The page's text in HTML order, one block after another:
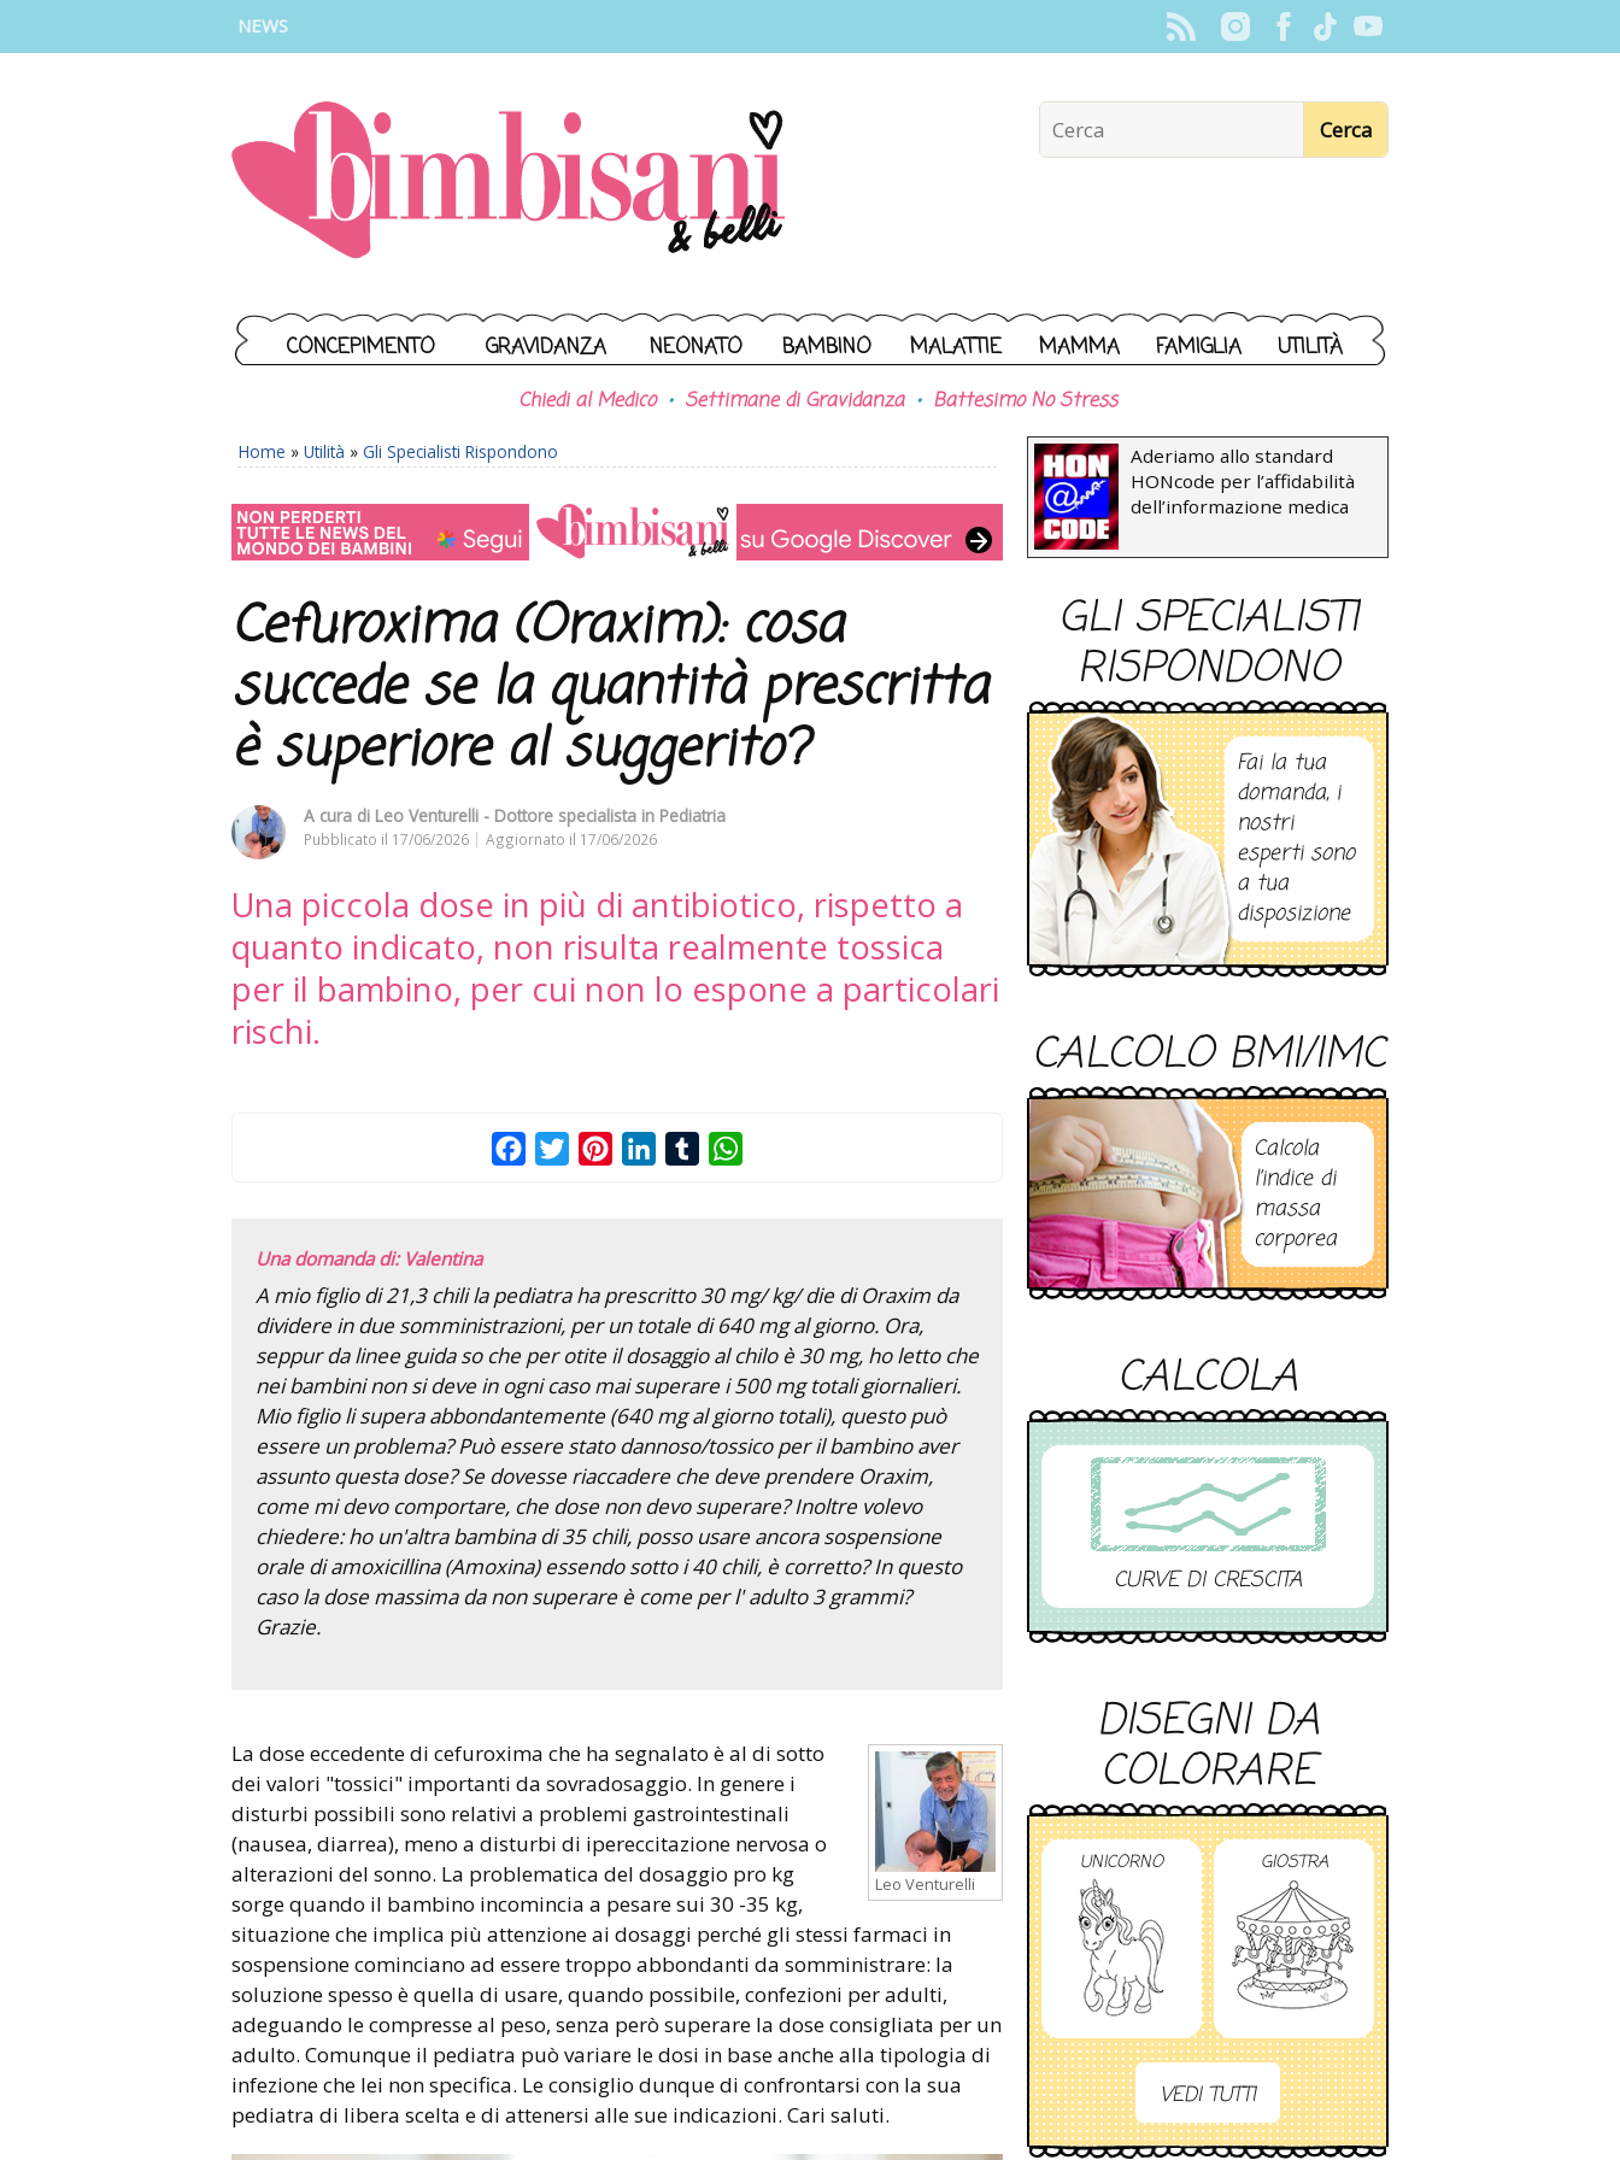
NEWS
CONCEPIMENTO GRAVIDANZA NEONATO BAMBINO MALATTIE MAMMA FAMIGLIA UTILITÀ
Chiedi al Medico Settimane di Gravidanza Battesimo No Stress
Home » Utilità » Gli Specialisti Rispondono
Cefuroxima (Oraxim): cosa
succede se la quantità prescritta
è superiore al suggerito?
A cura di Leo Venturelli - Dottore specialista in Pediatria
Pubblicato il 17/06/2026 Aggiornato il 17/06/2026
Una piccola dose in più di antibiotico, rispetto a
quanto indicato, non risulta realmente tossica
per il bambino, per cui non lo espone a particolari
rischi.
FacebookTwitterPinterestLinkedInTumblr
Una domanda di: Valentina
A mio figlio di 21,3 chili la pediatra ha prescritto 30 mg/ kg/ die di Oraxim da
dividere in due somministrazioni, per un totale di 640 mg al giorno. Ora,
seppur da linee guida so che per otite il dosaggio al chilo è 30 mg, ho letto che
nei bambini non si deve in ogni caso mai superare i 500 mg totali giornalieri.
Mio figlio li supera abbondantemente (640 mg al giorno totali), questo può
essere un problema? Può essere stato dannoso/tossico per il bambino aver
assunto questa dose? Se dovesse riaccadere che deve prendere Oraxim,
come mi devo comportare, che dose non devo superare? Inoltre volevo
chiedere: ho un'altra bambina di 35 chili, posso usare ancora sospensione
orale di amoxicillina (Amoxina) essendo sotto i 40 chili, è corretto? In questo
caso la dose massima da non superare è come per l' adulto 3 grammi?
Grazie.
Leo Venturelli
La dose eccedente di cefuroxima che ha segnalato è al di sotto
dei valori "tossici" importanti da sovradosaggio. In genere i
disturbi possibili sono relativi a problemi gastrointestinali
(nausea, diarrea), meno a disturbi di ipereccitazione nervosa o
alterazioni del sonno. La problematica del dosaggio pro kg
sorge quando il bambino incomincia a pesare sui 30 -35 kg,
situazione che implica più attenzione ai dosaggi perché gli stessi farmaci in
sospensione cominciano ad essere troppo abbondanti da somministrare: la
soluzione spesso è quella di usare, quando possibile, confezioni per adulti,
adeguando le compresse al peso, senza però superare la dose consigliata per un
adulto. Comunque il pediatra può variare le dosi in base anche alla tipologia di
infezione che lei non specifica. Le consiglio dunque di confrontarsi con la sua
pediatra di libera scelta e di attenersi alle sue indicazioni. Cari saluti.
Aderiamo allo standard
HONcode per l’affidabilità
dell’informazione medica
GLI SPECIALISTI
RISPONDONO
Fai la tua
domanda, i
nostri
esperti sono
a tua
disposizione
CALCOLO BMI/IMC
Calcola
l’indice di
massa
corporea
CALCOLA
CURVE DI CRESCITA
DISEGNI DA
COLORARE
UNICORNO GIOSTRA
VEDI TUTTI